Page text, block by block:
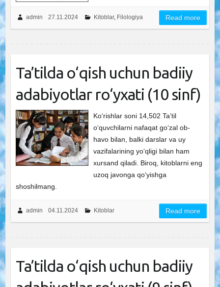
admin 27.11.2024 Kitoblar, Filologiya Read more
Ta’tilda o‘qish uchun badiiy
adabiyotlar ro‘yxati (10 sinf)
Ko‘rishlar soni 14,502 Ta’til
o‘quvchilarni nafaqat go‘zal ob-
havo bilan, balki darslar va uy
vazifalarining yo‘qligi bilan ham
xursand qiladi. Biroq, kitoblarni eng
uzoq javonga qo‘yishga
shoshilmang.
admin 04.11.2024 Kitoblar Read more
Ta’tilda o‘qish uchun badiiy